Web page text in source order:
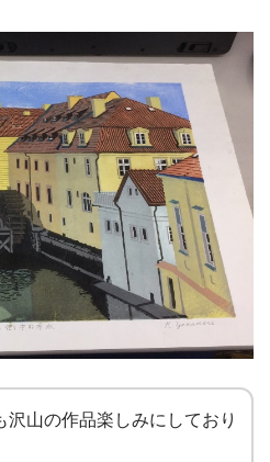
沢山の作品楽しみにしており